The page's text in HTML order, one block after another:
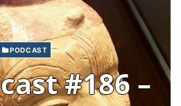
PODCAST
#186 –